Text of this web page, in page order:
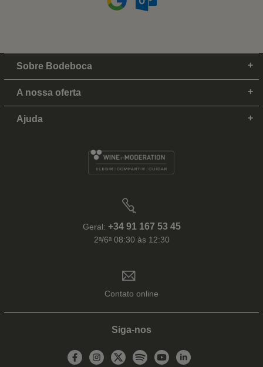
Sobre Bodeboca
A nossa oferta
Ajuda
Geral: +34 91 167 53 45
2ᵃ/6ᵃ 08:30 às 12:30
Contato online
Siga-nos